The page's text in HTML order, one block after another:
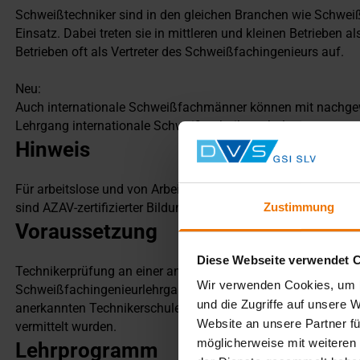
Zustimmung
Diese Webseite verwendet
Wir verwenden Cookies,
und die Zugriffe auf unsere
Website an unsere Partner
möglicherweise mit
Schweißtechniker sind in den gleichen Branchen wie
Einsatz. Dabei treten sie in mittleren und kleinen Betrieben
Betrieben oft als Vertreter des Schweißfachingenieurs auf.
Neu:
Auch internationale Schweißfachmänner können mit
Lehrgang internationale Schweißtechniker erhalten.
Hinweis
Für arbeitslose und von Arbeitslosigkeit bedrohte
sind AZAV-zertifizierter Bildungsträger.
Voraussetzung
Technikerprüfung an einer anerkannten Technikerschule
Schweißfachingenieurlehrgang. Direkter Einstieg zur
anerkannten Technikerschule vorliegt, dass die Inhalte von
vermittelt wurden.
Lehrprogramm